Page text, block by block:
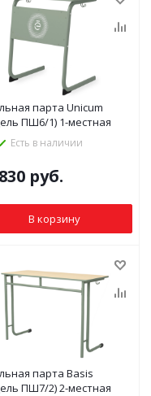
парта Unicum
ПШ6/1) 1-местная
Есть в наличии
руб.
В корзину
парта Basis
ПШ7/2) 2-местная